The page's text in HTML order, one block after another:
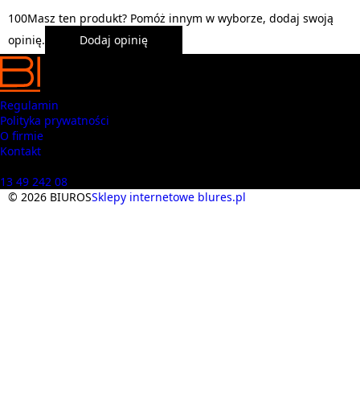
100Masz ten produkt? Pomóż innym w wyborze, dodaj swoją
opinię.
Dodaj opinię
Regulamin
Polityka prywatności
O firmie
Kontakt
13 49 242 08
© 2026 BIUROSSklepy internetowe blures.pl